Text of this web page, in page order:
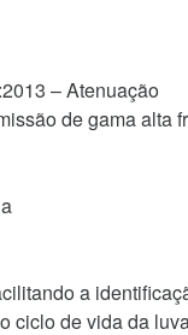
– Atenuação
de gama alta
a
de vida da